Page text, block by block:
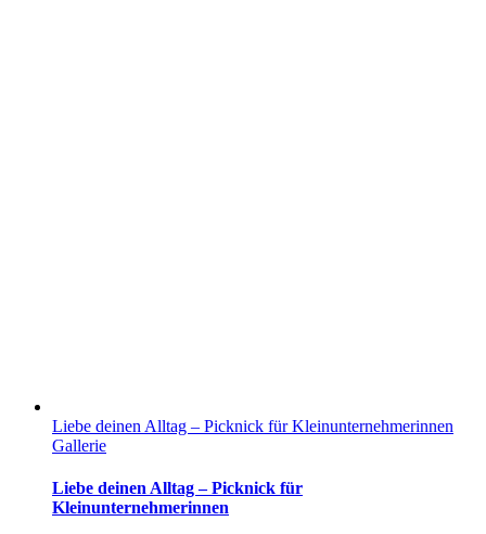
Liebe deinen Alltag – Picknick für Kleinunternehmerinnen
Gallerie
Liebe deinen Alltag – Picknick für
Kleinunternehmerinnen